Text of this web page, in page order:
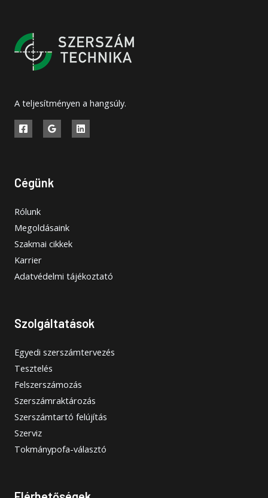
A teljesítményen a hangsúly.
Cégünk
Rólunk
Megoldásaink
Szakmai cikkek
Karrier
Adatvédelmi tájékoztató
Szolgáltatások
Egyedi szerszámtervezés
Tesztelés
Felszerszámozás
Szerszámraktározás
Szerszámtartó felújítás
Szerviz
Tokmánypofa-választó